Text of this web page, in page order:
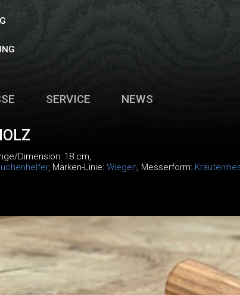
SERVICE NEWS
Dimension: 18 cm,
, Marken-Linie: Wiegen, Messerform: